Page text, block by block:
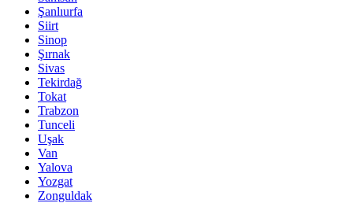
Şanlıurfa
Siirt
Sinop
Şırnak
Sivas
Tekirdağ
Tokat
Trabzon
Tunceli
Uşak
Van
Yalova
Yozgat
Zonguldak